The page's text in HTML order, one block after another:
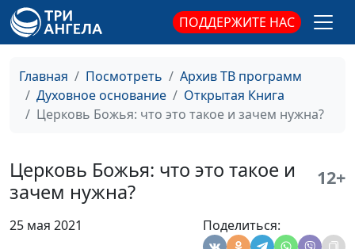
ПОДДЕРЖИТЕ НАС
Главная Посмотреть
Архив ТВ программ
Духовное основание
Открытая Книга
Церковь Божья: что это такое и зачем нужна?
Церковь Божья: что это такое и
зачем нужна?
12+
25 мая 2021 Поделиться:
университета
рабство в Израиле
Сергей Давидоглу,
библеист, аспирант
Российского
университета
Поможет ли Библия
построить счастливую
Сергей Давидоглу,
библеист, аспирант